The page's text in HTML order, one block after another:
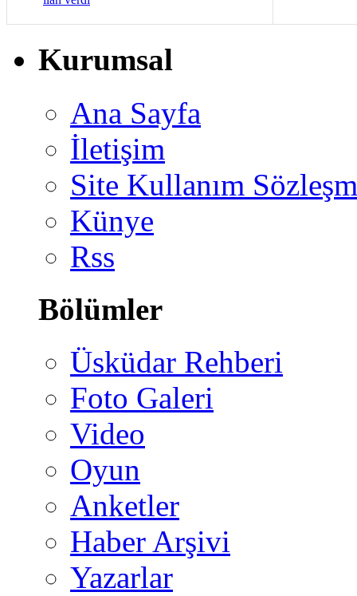
Kurumsal
Ana Sayfa
İletişim
Site Kullanım
Künye
Rss
Bölümler
Üsküdar Rehberi
Foto Galeri
Video
Oyun
Anketler
Haber Arşivi
Yazarlar